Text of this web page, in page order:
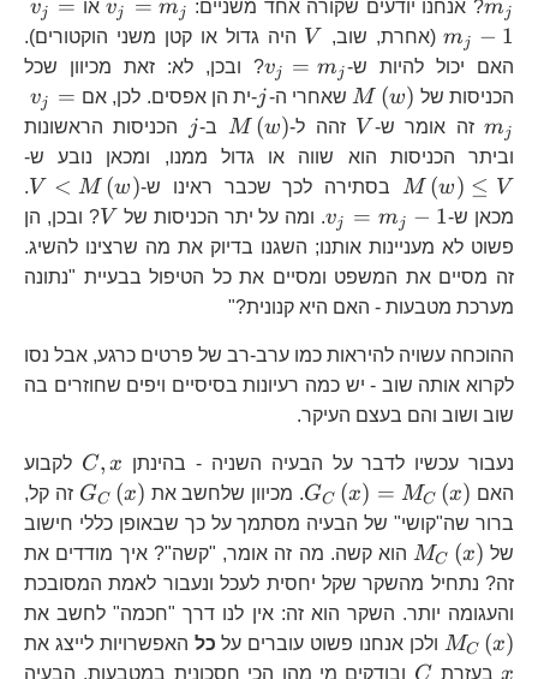
mj ? אנחנו יודעים שקורה אחד משניים: vj = mj או vj =
mj − 1 (אחרת, שוב, V V היה גדול או קטן משני הוקטורים).
האם יכול להיות ש-v_{j}=m_{j}
vj = mj
? ובכן, לא: זאת מכיוון שכל
הכניסות של
M\left(w\right) M (w) שאחרי ה-
j
j-ית הן אפסים. לכן, אם vj =
mj זה אומר ש- V V זהה ל-M\left(w\right)
M (w) ב- j
j
הכניסות הראשונות
וביתר הכניסות הוא שווה או גדול ממנו, ומכאן נובע ש-
M (w) ≤ V בסתירה לכך שכבר ראינו ש- V < M (w)
.
מכאן ש-
v_{j}=m_{j}-1
vj = mj − 1 . ומה על יתר הכניסות של V
V? ובכן, הן
פשוט לא מעניינות אותנו; השגנו בדיוק את מה שרצינו להשיג.
זה מסיים את המשפט ומסיים את כל הטיפול בבעיית "נתונה
מערכת מטבעות - האם היא קנונית?"
ההוכחה עשויה להיראות כמו ערב-רב של פרטים כרגע, אבל נסו
לקרוא אותה שוב - יש כמה רעיונות בסיסיים ויפים שחוזרים בה
שוב ושוב והם בעצם העיקר.
נעבור עכשיו לדבר על הבעיה השניה - בהינתן
C,x
C, x
לקבוע
האם
GC (x) = MC (x) . מכיוון שלחשב את GC (x)
זה קל,
ברור שה"קושי" של הבעיה מסתמך על כך שבאופן כללי חישוב
של
M_{C}\left(x\right) MC (x)
הוא קשה. מה זה אומר, "קשה"? איך מודדים את
זה? נתחיל מהשקר שקל יחסית לעכל ונעבור לאמת המסובכת
והעגומה יותר. השקר הוא זה: אין לנו דרך "חכמה" לחשב את
MC (x) ולכן אנחנו פשוט עוברים על כל האפשרויות לייצג את
xבעזרת C C ובודקים מי מהן הכי חסכונית במטבעות. הבעיה